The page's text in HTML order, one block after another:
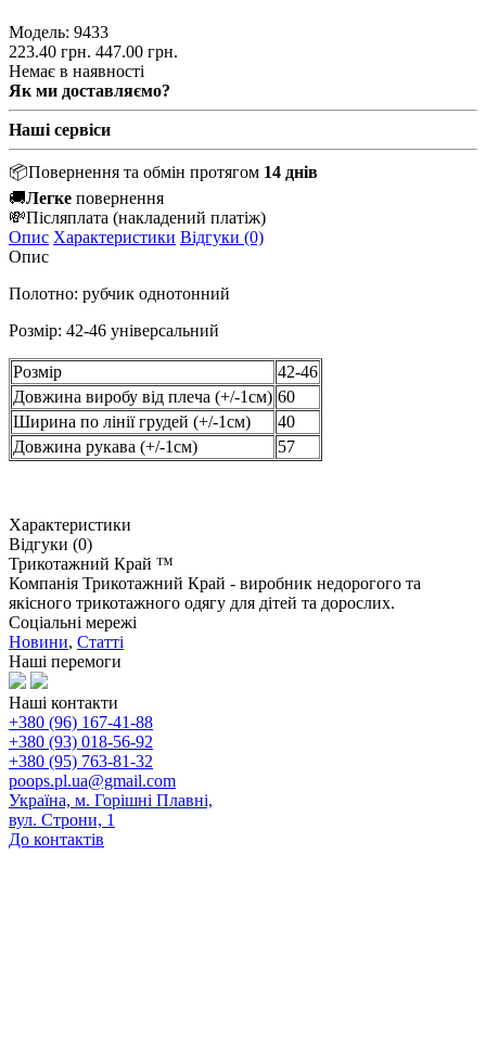
Модель: 9433
223.40 грн. 447.00 грн.
Немає в наявності
Як ми доставляємо?
Наші сервіси
📦Повернення та обмін протягом 14 днів
🚚Легке повернення
💸Післяплата (накладений платіж)
Опис Характеристики Відгуки (0)
Опис
Полотно: рубчик однотонний
Розмір: 42-46 універсальний
Розмір
42-46
Довжина виробу від плеча (+/-1см) 60
Ширина по лінії грудей (+/-1см)
40
Довжина рукава (+/-1см)
57
Характеристики
Відгуки (0)
Трикотажний Край ™
Компанія Трикотажний Край - виробник недорогого та
якісного трикотажного одягу для дітей та дорослих.
Соціальні мережі
Новини, Статті
Наші перемоги
Наші контакти
+380 (96) 167-41-88
+380 (93) 018-56-92
+380 (95) 763-81-32
poops.pl.ua@gmail.com
Україна, м. Горішні Плавні,
вул. Строни, 1
До контактів